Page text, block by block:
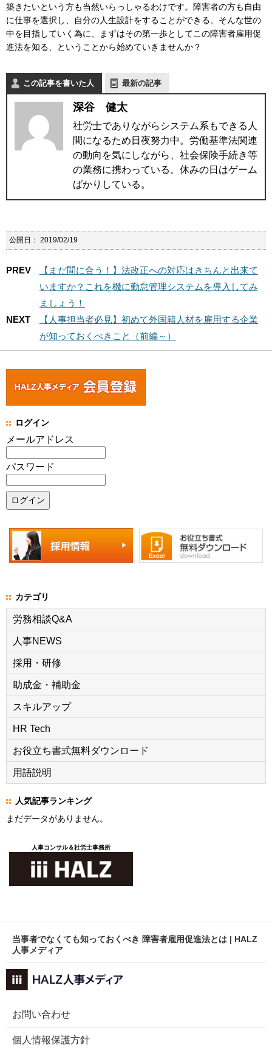
築きたいという方も当然いらっしゃるわけです。障害者の方も自由
に仕事を選択し、自分の人生設計をすることができる。そんな世の
中を目指していく為に、まずはその第一歩としてこの障害者雇用促
進法を知る、ということから始めていきませんか？
この記事を書いた人 最新の記事
深谷 健太
社労士でありながらシステム系もできる人
間になるため日夜努力中。労働基準法関連
の動向を気にしながら、社会保険手続き等
の業務に携わっている。休みの日はゲーム
ばかりしている。
公開日： 2019/02/19
PREV
【まだ間に合う！】法改正への対応はきちんと出来て
いますか？これを機に勤怠管理システムを導入してみ
ましょう！
NEXT
【人事担当者必見】初めて外国籍人材を雇用する企業
が知っておくべきこと（前編～）
ログイン
メールアドレス
パスワード
カテゴリ
労務相談Q&A
人事NEWS
採用・研修
助成金・補助金
スキルアップ
HR Tech
お役立ち書式無料ダウンロード
用語説明
人気記事ランキング
まだデータがありません。
人事コンサル＆社労士事務所
当事者でなくても知っておくべき 障害者雇用促進法とは | HALZ
人事メディア
お問い合わせ
個人情報保護方針